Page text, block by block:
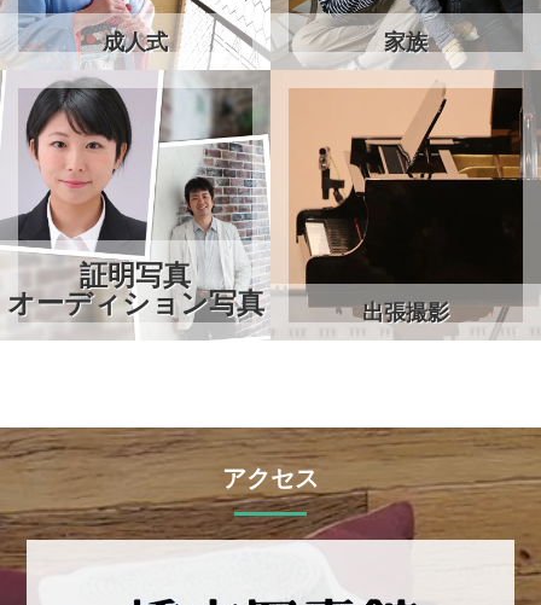
成人式 家族
証明写真
オーディション写真
出張撮影
アクセス